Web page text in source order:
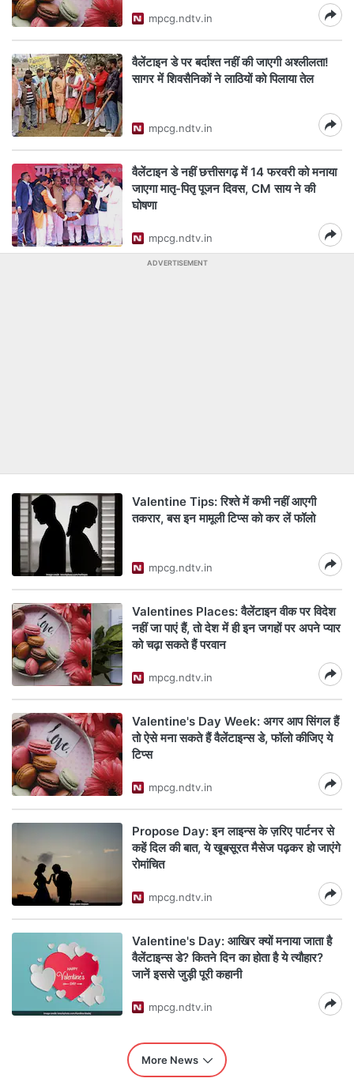
mpcg.ndtv.in
वैलेंटाइन डे पर बर्दाश्त नहीं की जाएगी अश्लीलता!
सागर में शिवसैनिकों ने लाठियों को पिलाया तेल
mpcg.ndtv.in
वैलेंटाइन डे नहीं छत्तीसगढ़ में 14 फरवरी को मनाया
जाएगा मातृ-पितृ पूजन दिवस, CM साय ने की
घोषणा
mpcg.ndtv.in
ADVERTISEMENT
Valentine Tips: रिश्ते में कभी नहीं आएगी
तकरार, बस इन मामूली टिप्स को कर लें फॉलो
mpcg.ndtv.in
Valentines Places: वैलेंटाइन वीक पर विदेश
नहीं जा पाएं हैं, तो देश में ही इन जगहों पर अपने प्यार
को चढ़ा सकते हैं परवान
mpcg.ndtv.in
Valentine's Day Week: अगर आप सिंगल हैं
तो ऐसे मना सकते हैं वैलेंटाइन्स डे, फॉलो कीजिए ये
टिप्स
mpcg.ndtv.in
Propose Day: इन लाइन्स के ज़रिए पार्टनर से
कहें दिल की बात, ये खूबसूरत मैसेज पढ़कर हो जाएंगे
रोमांचित
mpcg.ndtv.in
Valentine's Day: आखिर क्यों मनाया जाता है
वैलेंटाइन्स डे? कितने दिन का होता है ये त्यौहार?
जानें इससे जुड़ी पूरी कहानी
mpcg.ndtv.in
More News